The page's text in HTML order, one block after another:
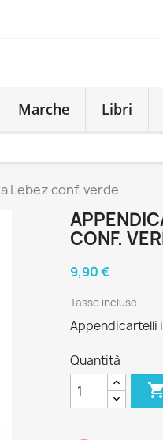
Marche Libri
Lebez conf. verde
CONF.
9,90 €
Tasse incluse
Appendicartelli
Quantità
